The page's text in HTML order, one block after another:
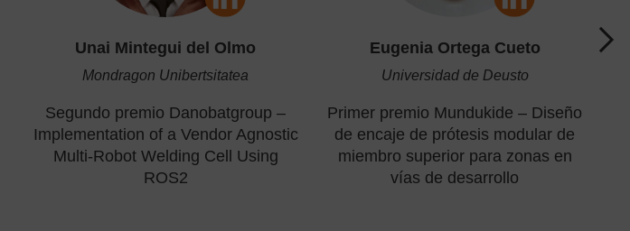
Unai Mintegui del Olmo
Mondragon Unibertsitatea
Segundo premio Danobatgroup –
Implementation of a Vendor Agnostic
Multi-Robot Welding Cell Using
ROS2
Eugenia Ortega Cueto
Universidad de Deusto
Primer premio Mundukide – Diseño
de encaje de prótesis modular de
miembro superior para zonas en
vías de desarrollo